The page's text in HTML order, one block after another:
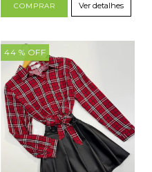
COMPRAR Ver detalhes
44 % OFF